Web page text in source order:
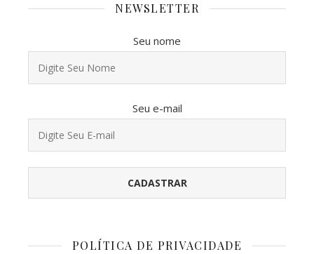
NEWSLETTER
Seu nome
Seu e-mail
POLÍTICA DE PRIVACIDADE